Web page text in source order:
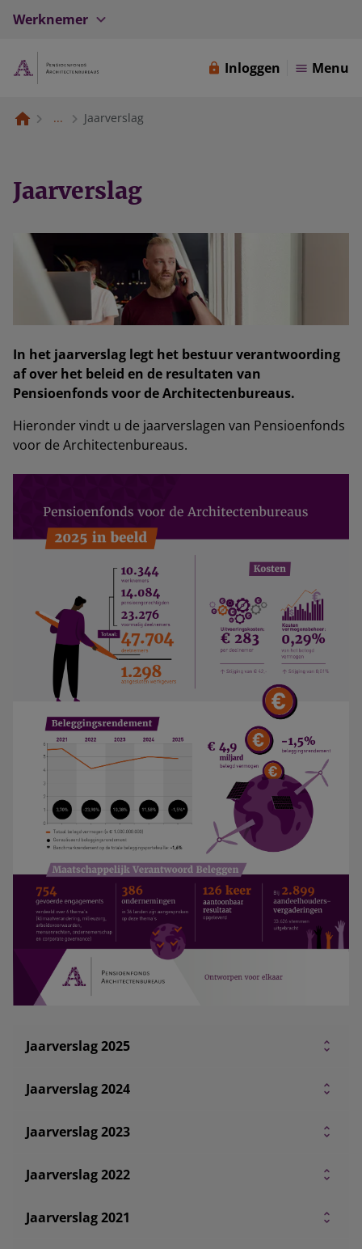
Werknemer
Inloggen Menu
... Jaarverslag
Jaarverslag
In het jaarverslag legt het bestuur verantwoording
af over het beleid en de resultaten van
Pensioenfonds voor de Architectenbureaus.
Hieronder vindt u de jaarverslagen van Pensioenfonds
voor de Architectenbureaus.
Jaarverslag 2025
Jaarverslag 2024
Jaarverslag 2023
Jaarverslag 2022
Jaarverslag 2021